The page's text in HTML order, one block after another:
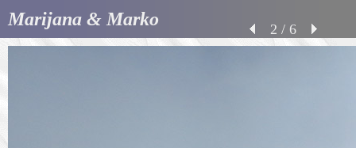
Marijana & Marko 2 / 6